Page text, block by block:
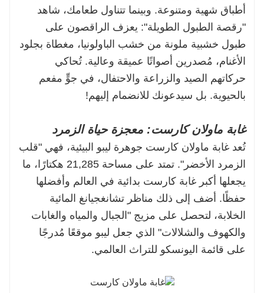
أطباق شهية ومتنوعة. وبينما تتناول طعامك، شاهد
"رقصة الطبول الطويلة": يعزف الراقصون على
طبول خشبية ملونة من خشب الباولونيا، مغطاة بجلود
الأغنام، مُصدرين أصواتًا عميقة وعالية. تُحاكي
حركاتهم الصيد والزراعة والاحتفال، في جوٍّ مفعم
بالحيوية. بل سيدعونك للانضمام إليهم!
غابة ماولان كارست: معجزة حياة الزمرد
تُعد غابة ماولان كارست جوهرة ليبو البيئية، فهي "قلب
الزمرد الأخضر". تمتد على مساحة 21,285 هكتارًا، ما
يجعلها أكبر غابة كارست بدائية في العالم وأفضلها
حفظًا. أضف إلى ذلك مناظر تشانغجيانغ المائية
الخلابة، لتحصل على مزيج "الجبال والمياه والغابات
والكهوف والشلالات" الذي جعل ليبو موقعًا مُدرجًا
على قائمة اليونسكو للتراث العالمي.